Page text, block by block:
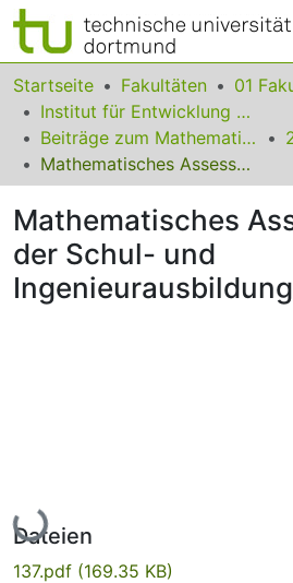
Bereiche & Sammlungen
Das gesamte Repositorium
Statistiken
FAQ
Leitlinien
Zurück zur Startseite
Startseite Fakultäten
Institut für Entwicklung und Erforschung des Mathematikunterrichts
Beiträge zum Mathematikunterricht
Mathematisches Assessment in der Schul- und Ingenieurausbildung
Mathematisches
der Schul- und
Ingenieurausbildung
Lade...
Dateien
137.pdf (169.35 KB)